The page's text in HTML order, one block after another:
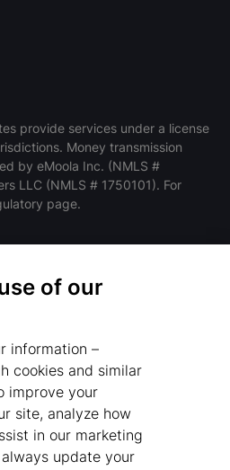
provide services under a license
Money transmission
by eMoola Inc. (NMLS #
LLC (NMLS # 1750101). For
page.
of our
information –
cookies and similar
improve your
site, analyze how
in our marketing
update your